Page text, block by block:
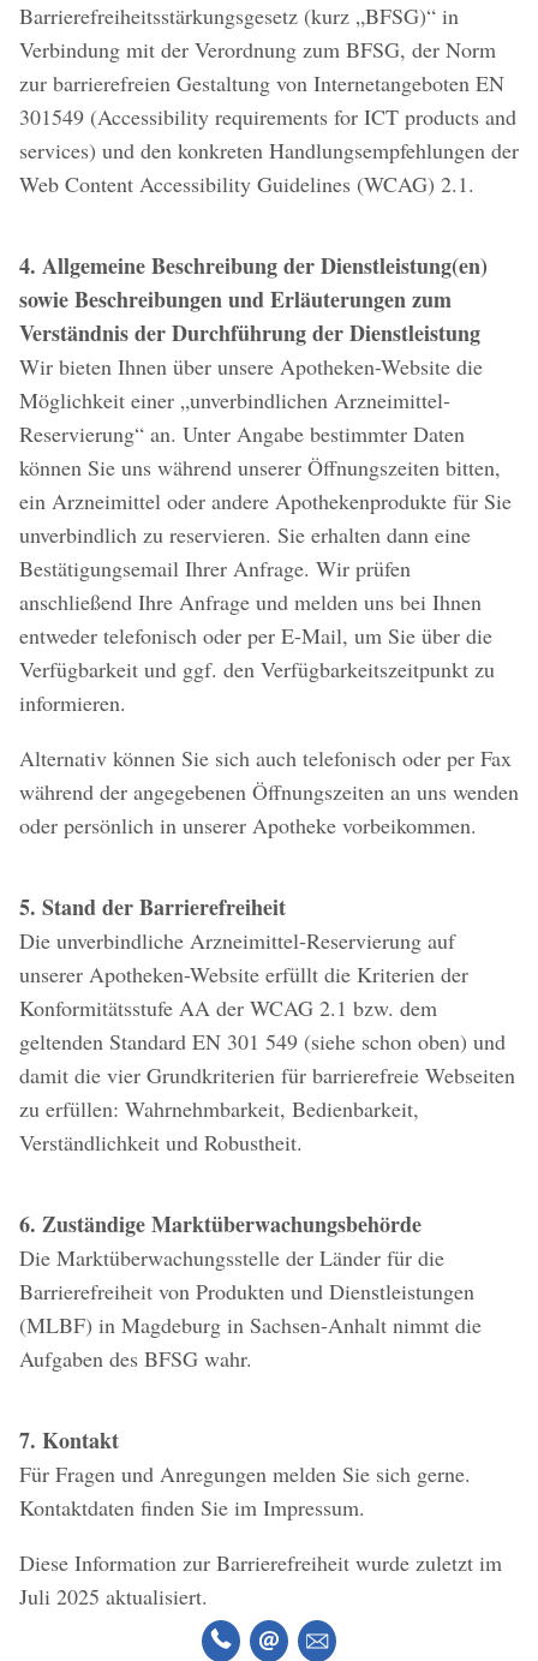
Barrierefreiheitsstärkungsgesetz (kurz „BFSG)“ in
Verbindung mit der Verordnung zum BFSG, der Norm
zur barrierefreien Gestaltung von Internetangeboten EN
301549 (Accessibility requirements for ICT products and
services) und den konkreten Handlungsempfehlungen der
Web Content Accessibility Guidelines (WCAG) 2.1.
4. Allgemeine Beschreibung der Dienstleistung(en)
sowie Beschreibungen und Erläuterungen zum
Verständnis der Durchführung der Dienstleistung
Wir bieten Ihnen über unsere Apotheken-Website die
Möglichkeit einer „unverbindlichen Arzneimittel-
Reservierung“ an. Unter Angabe bestimmter Daten
können Sie uns während unserer Öffnungszeiten bitten,
ein Arzneimittel oder andere Apothekenprodukte für Sie
unverbindlich zu reservieren. Sie erhalten dann eine
Bestätigungsemail Ihrer Anfrage. Wir prüfen
anschließend Ihre Anfrage und melden uns bei Ihnen
entweder telefonisch oder per E-Mail, um Sie über die
Verfügbarkeit und ggf. den Verfügbarkeitszeitpunkt zu
informieren.
Alternativ können Sie sich auch telefonisch oder per Fax
während der angegebenen Öffnungszeiten an uns wenden
oder persönlich in unserer Apotheke vorbeikommen.
5. Stand der Barrierefreiheit
Die unverbindliche Arzneimittel-Reservierung auf
unserer Apotheken-Website erfüllt die Kriterien der
Konformitätsstufe AA der WCAG 2.1 bzw. dem
geltenden Standard EN 301 549 (siehe schon oben) und
damit die vier Grundkriterien für barrierefreie Webseiten
zu erfüllen: Wahrnehmbarkeit, Bedienbarkeit,
Verständlichkeit und Robustheit.
6. Zuständige Marktüberwachungsbehörde
Die Marktüberwachungsstelle der Länder für die
Barrierefreiheit von Produkten und Dienstleistungen
(MLBF) in Magdeburg in Sachsen-Anhalt nimmt die
Aufgaben des BFSG wahr.
7. Kontakt
Für Fragen und Anregungen melden Sie sich gerne.
Kontaktdaten finden Sie im Impressum.
Diese Information zur Barrierefreiheit wurde zuletzt im
Juli 2025 aktualisiert.